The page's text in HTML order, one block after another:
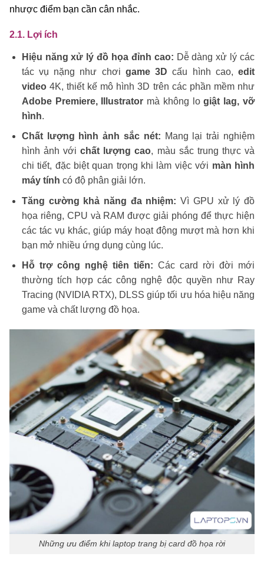
nhược điểm bạn cần cân nhắc.
2.1. Lợi ích
Hiệu năng xử lý đồ họa đỉnh cao: Dễ dàng xử lý các
tác vụ nặng như chơi game 3D cấu hình cao,edit
video4K, thiết kế mô hình 3D trên các phần mềm như
Adobe Premiere, Illustrator mà không logiật lag, vỡ
hình.
Chất lượng hình ảnh sắc nét: Mang lại trải nghiệm
hình ảnh vớichất lượng cao, màu sắc trung thực và
chi tiết, đặc biệt quan trọng khi làm việc với màn hình
máy tính có độ phân giải lớn.
Tăng cường khả năng đa nhiệm: Vì GPU xử lý đồ
họa riêng, CPU và RAM được giải phóng để thực hiện
các tác vụ khác, giúp máy hoạt động mượt mà hơn khi
bạn mở nhiều ứng dụng cùng lúc.
Hỗ trợ công nghệ tiên tiến: Các card rời đời mới
thường tích hợp các công nghệ độc quyền như Ray
Tracing (NVIDIA RTX), DLSS giúp tối ưu hóa hiệu năng
game và chất lượng đồ họa.
Những ưu điểm khi laptop trang bị card đồ họa rời